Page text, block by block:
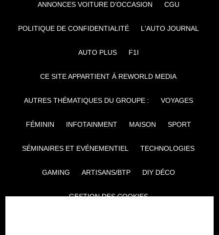
ANNONCES VOITURE D’OCCASION CGU
POLITIQUE DE CONFIDENTIALITÉ L'AUTO JOURNAL
AUTO PLUS F1I
CE SITE APPARTIENT À REWORLD MEDIA
AUTRES THÉMATIQUES DU GROUPE : VOYAGES
FÉMININ INFOTAINMENT MAISON SPORT
SÉMINAIRES ET EVÉNEMENTIEL TECHNOLOGIES
GAMING ARTISANS/BTP DIY DÉCO
GESTION DES COOKIES